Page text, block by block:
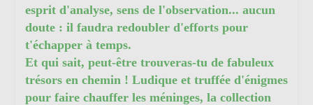
esprit d'analyse, sens de l'observation... aucun
doute : il faudra redoubler d'efforts pour
t'échapper à temps.
Et qui sait, peut-être trouveras-tu de fabuleux
trésors en chemin ! Ludique et truffée d'énigmes
pour faire chauffer les méninges, la collection